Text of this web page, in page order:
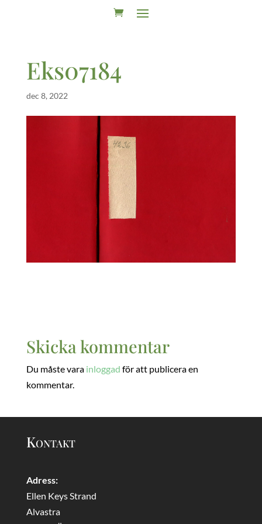
Eks07184
dec 8, 2022
Skicka kommentar
Du måste vara inloggad för att publicera en
kommentar.
Kontakt
Adress:
Ellen Keys Strand
Alvastra